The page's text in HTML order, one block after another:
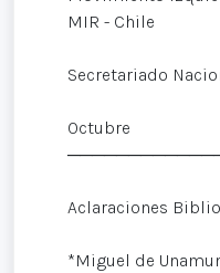
MIR - Chile
Secretariado
Octubre
Aclaraciones
*Miguel de